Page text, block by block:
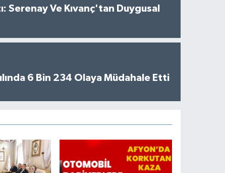
Serenay Ve Kıvanç'tan Duygusal
6 Bin 234 Olaya Müdahale Etti